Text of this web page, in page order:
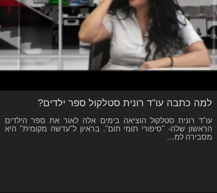
למה כתבה עו"ד רונית סטלקול ספר ילדים?
עו"ד רונית סטלקול הוציאה בימים אלה לאור את ספר הילדים
הראשון שלה- "סיפורי תומי תום". בראיון ל"עדשה מקומית" היא
מסבירה למ…